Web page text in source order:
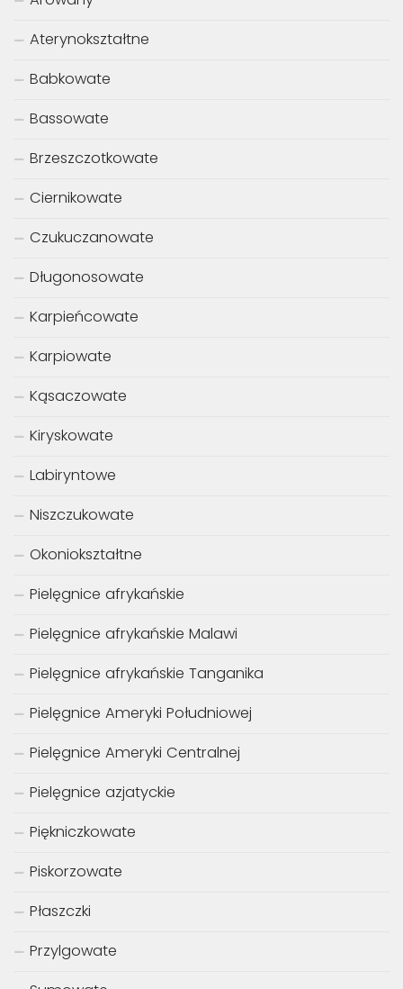
Aterynokształtne
Babkowate
Bassowate
Brzeszczotkowate
Ciernikowate
Czukuczanowate
Długonosowate
Karpieńcowate
Karpiowate
Kąsaczowate
Kiryskowate
Labiryntowe
Niszczukowate
Okoniokształtne
Pielęgnice afrykańskie
Pielęgnice afrykańskie Malawi
Pielęgnice afrykańskie Tanganika
Pielęgnice Ameryki Południowej
Pielęgnice Ameryki Centralnej
Pielęgnice azjatyckie
Piękniczkowate
Piskorzowate
Płaszczki
Przylgowate